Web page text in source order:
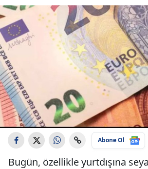
Abone Ol
Bugün, özellikle yurtdışına